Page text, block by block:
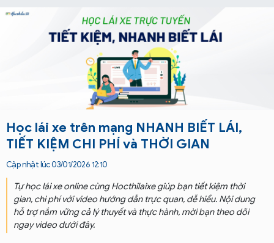
Học lái xe trên mạng NHANH BIẾT LÁI,
TIẾT KIỆM CHI PHÍ và THỜI GIAN
Cập nhật lúc 03/01/2026 12:10
Tự học lái xe online cùng Hocthilaixe giúp bạn tiết kiệm thời
gian, chi phí với video hướng dẫn trực quan, dễ hiểu. Nội dung
hỗ trợ nắm vững cả lý thuyết và thực hành, mời bạn theo dõi
ngay video dưới đây.